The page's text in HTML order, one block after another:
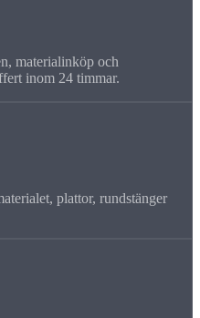
materialinköp och
inom 24 timmar.
plattor, rundstänger